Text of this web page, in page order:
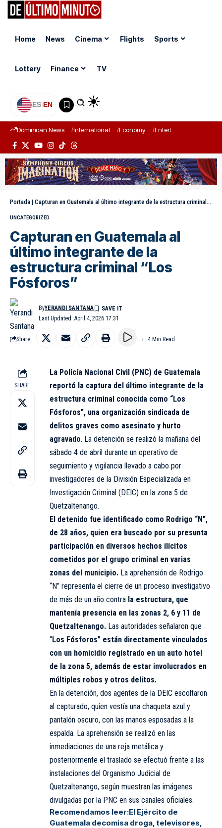
Home News Cinema Flights Sports
Lottery Finance TV
ES|EN
Dominican News International Economy Entertainment
Portada | Capturan en Guatemala al último integrante de la estructura criminal “Los Fósforos”
UNCATEGORIZED
Capturan en Guatemala al
último integrante de la
estructura criminal “Los
Fósforos”
Last Updated: April 4, 2026 17:31
ByYERANDI SANTANA
Share 4 Min Read
SHARE
La Policía Nacional Civil (PNC) de Guatemala
reportó la captura del último integrante de la
estructura criminal conocida como “Los
Fósforos”, una organización sindicada de
delitos graves como asesinato y hurto
agravado. La detención se realizó la mañana del
sábado 4 de abril durante un operativo de
seguimiento y vigilancia llevado a cabo por
investigadores de la División Especializada en
Investigación Criminal (DEIC) en la zona 5 de
Quetzaltenango.
El detenido fue identificado como Rodrigo “N”,
de 28 años, quien era buscado por su presunta
participación en diversos hechos ilícitos
cometidos por el grupo criminal en varias
zonas del municipio. La aprehensión de Rodrigo
“N” representa el cierre de un proceso investigativo
de más de un año contra la estructura, que
mantenía presencia en las zonas 2, 6 y 11 de
Quetzaltenango. Las autoridades señalaron que
“Los Fósforos” están directamente vinculados
con un homicidio registrado en un auto hotel
de la zona 5, además de estar involucrados en
múltiples robos y otros delitos.
En la detención, dos agentes de la DEIC escoltaron
al capturado, quien vestía una chaqueta azul y
pantalón oscuro, con las manos esposadas a la
espalda. La aprehensión se realizó en las
inmediaciones de una reja metálica y
posteriormente el traslado se efectuó frente a las
instalaciones del Organismo Judicial de
Quetzaltenango, según muestran las imágenes
divulgadas por la PNC en sus canales oficiales.
Recomendamos leer:El Ejército de
Guatemala decomisa droga, televisores,